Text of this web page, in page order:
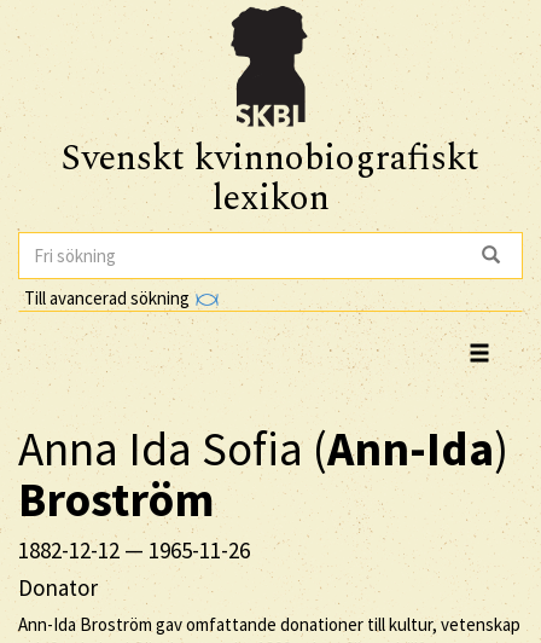
Svenskt kvinnobiografiskt
lexikon
Till avancerad sökning
Anna Ida Sofia (Ann-Ida)
Broström
1882-12-12 — 1965-11-26
Donator
Ann-Ida Broström gav omfattande donationer till kultur, vetenskap